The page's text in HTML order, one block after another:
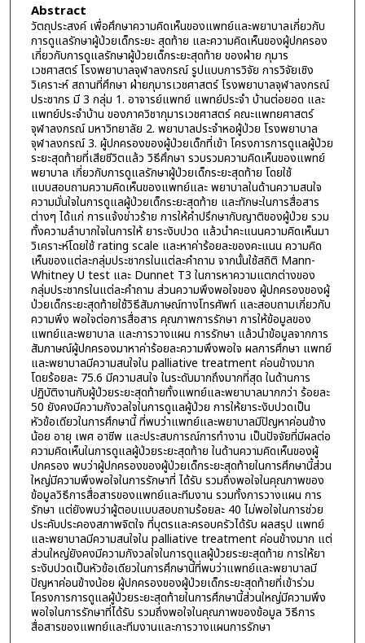
Abstract
วัตถุประสงค์ เพื่อศึกษาความคิดเห็นของแพทย์และพยาบาลเกี่ยวกับ
การดูแลรักษาผู้ป่วยเด็กระยะ สุดท้าย และความคิดเห็นของผู้ปกครอง
เกี่ยวกับการดูแลรักษาผู้ป่วยเด็กระยะสุดท้าย ของฝ่าย กุมาร
เวชศาสตร์ โรงพยาบาลจุฬาลงกรณ์ รูปแบบการวิจัย การวิจัยเชิง
วิเคราะห์ สถานที่ศึกษา ฝ่ายกุมารเวชศาสตร์ โรงพยาบาลจุฬาลงกรณ์
ประชากร มี 3 กลุ่ม 1. อาจารย์แพทย์ แพทย์ประจำ บ้านต่อยอด และ
แพทย์ประจำบ้าน ของภาควิชากุมารเวชศาสตร์ คณะแพทยศาสตร์
จุฬาลงกรณ์ มหาวิทยาลัย 2. พยาบาลประจำหอผู้ป่วย โรงพยาบาล
จุฬาลงกรณ์ 3. ผู้ปกครองของผู้ป่วยเด็กที่เข้า โครงการการดูแลผู้ป่วย
ระยะสุดท้ายที่เสียชีวิตแล้ว วิธีศึกษา รวบรวมความคิดเห็นของแพทย์
พยาบาล เกี่ยวกับการดูแลรักษาผู้ป่วยเด็กระยะสุดท้าย โดยใช้
แบบสอบถามความคิดเห็นของแพทย์และ พยาบาลในด้านความสนใจ
ความมั่นใจในการดูแลผู้ป่วยเด็กระยะสุดท้าย และทักษะในการสื่อสาร
ต่างๆ ได้แก่ การแจ้งข่าวร้าย การให้คำปรึกษากับญาติของผู้ป่วย รวม
ทั้งความลำบากใจในการให้ ยาระงับปวด แล้วนำคะแนนความคิดเห็นมา
วิเคราะห์โดยใช้ rating scale และหาค่าร้อยละของคะแนน ความคิด
เห็นของแต่ละกลุ่มประชากรในแต่ละคำถาม จากนั้นใช้สถิติ Mann-
Whitney U test และ Dunnet T3 ในการหาความแตกต่างของ
กลุ่มประชากรในแต่ละคำถาม ส่วนความพึงพอใจของ ผู้ปกครองของผู้
ป่วยเด็กระยะสุดท้ายใช้วิธีสัมภาษณ์ทางโทรศัพท์ และสอบถามเกี่ยวกับ
ความพึง พอใจต่อการสื่อสาร คุณภาพการรักษา การให้ข้อมูลของ
แพทย์และพยาบาล และการวางแผน การรักษา แล้วนำข้อมูลจากการ
สัมภาษณ์ผู้ปกครองมาหาค่าร้อยละความพึงพอใจ ผลการศึกษา แพทย์
และพยาบาลมีความสนใจใน palliative treatment ค่อนข้างมาก
โดยร้อยละ 75.6 มีความสนใจ ในระดับมากถึงมากที่สุด ในด้านการ
ปฏิบัติงานกับผู้ป่วยระยะสุดท้ายทั้งแพทย์และพยาบาลมากกว่า ร้อยละ
50 ยังคงมีความกังวลใจในการดูแลผู้ป่วย การให้ยาระงับปวดเป็น
หัวข้อเดียวในการศึกษานี้ ที่พบว่าแพทย์และพยาบาลมีปัญหาค่อนข้าง
น้อย อายุ เพศ อาชีพ และประสบการณ์การทำงาน เป็นปัจจัยที่มีผลต่อ
ความคิดเห็นในการดูแลผู้ป่วยระยะสุดท้าย ในด้านความคิดเห็นของผู้
ปกครอง พบว่าผู้ปกครองของผู้ป่วยเด็กระยะสุดท้ายในการศึกษานี้ส่วน
ใหญ่มีความพึงพอใจในการรักษาที่ ได้รับ รวมถึงพอใจในคุณภาพของ
ข้อมูลวิธีการสื่อสารของแพทย์และทีมงาน รวมทั้งการวางแผน การ
รักษา แต่ยังพบว่าผู้ตอบแบบสอบถามร้อยละ 40 ไม่พอใจในการช่วย
ประคับประคองสภาพจิตใจ ที่บุตรและครอบครัวได้รับ ผลสรุป แพทย์
และพยาบาลมีความสนใจใน palliative treatment ค่อนข้างมาก แต่
ส่วนใหญ่ยังคงมีความกังวลใจในการดูแลผู้ป่วยระยะสุดท้าย การให้ยา
ระงับปวดเป็นหัวข้อเดียวในการศึกษานี้ที่พบว่าแพทย์และพยาบาลมี
ปัญหาค่อนข้างน้อย ผู้ปกครองของผู้ป่วยเด็กระยะสุดท้ายที่เข้าร่วม
โครงการการดูแลผู้ป่วยระยะสุดท้ายในการศึกษานี้ส่วนใหญ่มีความพึง
พอใจในการรักษาที่ได้รับ รวมถึงพอใจในคุณภาพของข้อมูล วิธีการ
สื่อสารของแพทย์และทีมงานและการวางแผนการรักษา